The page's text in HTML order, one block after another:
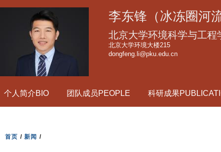
转
到
要
内
李东锋（冰冻圈河
北京大学环境科学与工程
北京大学环境大楼215
dongfeng.li@pku.edu.cn
个人简介BIO 团队成员PEOPLE 科研成果
首页 / 新闻 /